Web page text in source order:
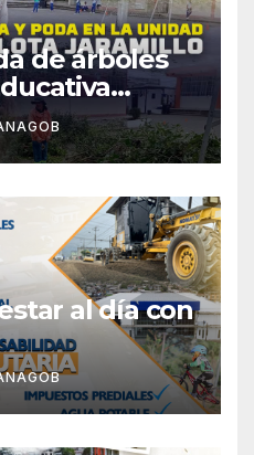
de árboles
al día con